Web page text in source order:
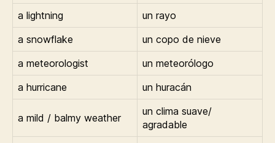
a lightning
un rayo
a snowflake
un copo de nieve
a meteorologist
un meteorólogo
a hurricane
un huracán
a mild / balmy weather
un clima suave/
agradable